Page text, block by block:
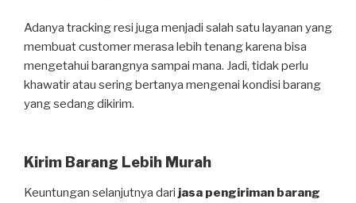
Adanya tracking resi juga menjadi salah satu layanan yang
membuat customer merasa lebih tenang karena bisa
mengetahui barangnya sampai mana. Jadi, tidak perlu
khawatir atau sering bertanya mengenai kondisi barang
yang sedang dikirim.
Kirim Barang Lebih Murah
Keuntungan selanjutnya dari jasa pengiriman barang